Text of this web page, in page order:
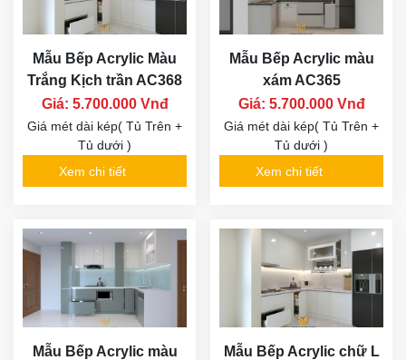
Mẫu Bếp Acrylic Màu
Trắng Kịch trần AC368
Giá: 5.700.000 Vnđ
Giá mét dài kép( Tủ Trên +
Tủ dưới )
Xem chi tiết
Mẫu Bếp Acrylic màu
xám AC365
Giá: 5.700.000 Vnđ
Giá mét dài kép( Tủ Trên +
Tủ dưới )
Xem chi tiết
Mẫu Bếp Acrylic màu
Mẫu Bếp Acrylic chữ L